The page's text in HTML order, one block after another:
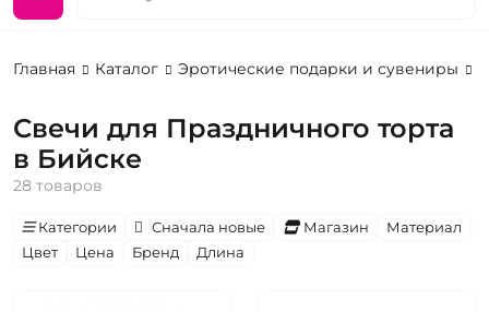
Главная Каталог Эротические подарки и сувениры
Свечи для Праздничного торта
в Бийске
28 товаров
Категории Сначала новые Магазин
Материал
Цвет
Цена Бренд Длина